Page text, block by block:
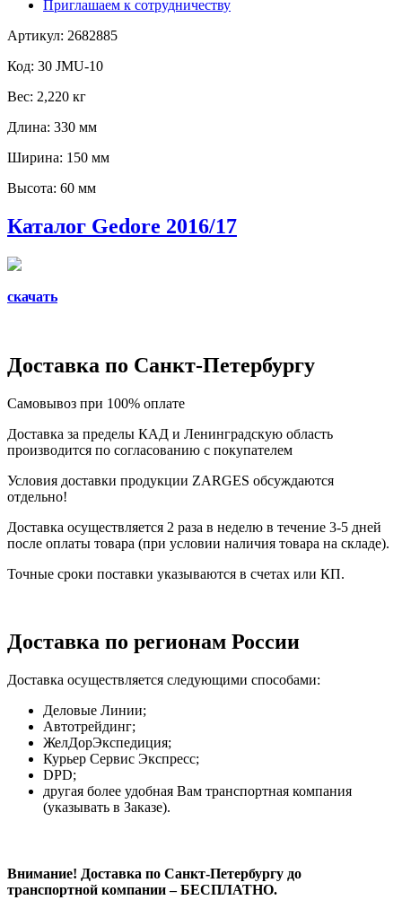
Приглашаем к сотрудничеству
Артикул: 2682885
Код: 30 JMU-10
Вес: 2,220 кг
Длина: 330 мм
Ширина: 150 мм
Высота: 60 мм
Каталог Gedore 2016/17
скачать
Доставка по Санкт-Петербургу
Самовывоз при 100% оплате
Доставка за пределы КАД и Ленинградскую область
производится по согласованию с покупателем
Условия доставки продукции ZARGES обсуждаются
отдельно!
Доставка осуществляется 2 раза в неделю в течение 3-5 дней
после оплаты товара (при условии наличия товара на складе).
Точные сроки поставки указываются в счетах или КП.
Доставка по регионам России
Доставка осуществляется следующими способами:
Деловые Линии;
Автотрейдинг;
ЖелДорЭкспедиция;
Курьер Сервис Экспресс;
DPD;
другая более удобная Вам транспортная компания
(указывать в Заказе).
Внимание! Доставка по Санкт-Петербургу до
транспортной компании – БЕСПЛАТНО.